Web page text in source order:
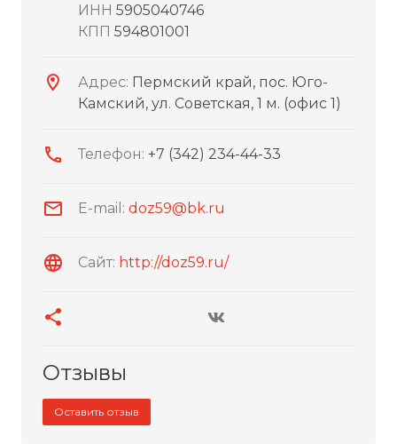
ИНН 5905040746
КПП 594801001
Адрес: Пермский край, пос. Юго-
Камский, ул. Советская, 1 м. (офис 1)
Телефон: +7 (342) 234-44-33
E-mail: doz59@bk.ru
Сайт: http://doz59.ru/
Отзывы
Оставить отзыв